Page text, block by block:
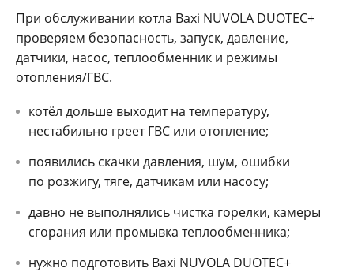
При обслуживании котла Baxi NUVOLA DUOTEC+
проверяем безопасность, запуск, давление,
датчики, насос, теплообменник и режимы
отопления/ГВС.
котёл дольше выходит на температуру,
нестабильно греет ГВС или отопление;
появились скачки давления, шум, ошибки
по розжигу, тяге, датчикам или насосу;
давно не выполнялись чистка горелки, камеры
сгорания или промывка теплообменника;
нужно подготовить Baxi NUVOLA DUOTEC+